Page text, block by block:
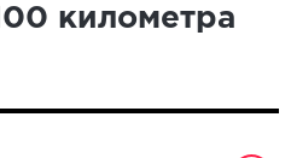
километра